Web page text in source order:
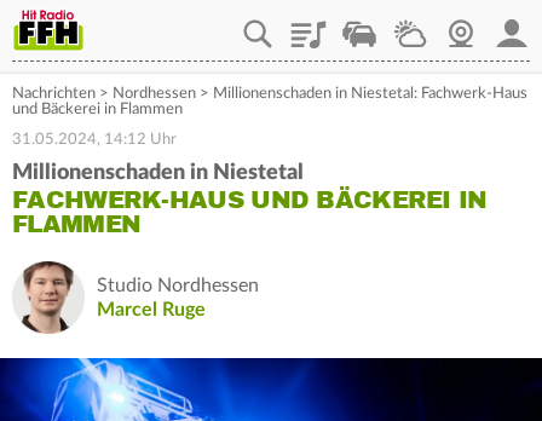
PlaylistStaupilotWetterWebcam
Nachrichten > Nordhessen > Millionenschaden in Niestetal: Fachwerk-Haus
und Bäckerei in Flammen
31.05.2024, 14:12 Uhr
Millionenschaden in Niestetal
FACHWERK-HAUS UND BÄCKEREI IN
FLAMMEN
Studio Nordhessen
Marcel Ruge